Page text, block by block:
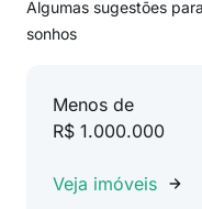
Algumas sugestões
sonhos
Menos de
R$ 1.000.000
Veja imóveis